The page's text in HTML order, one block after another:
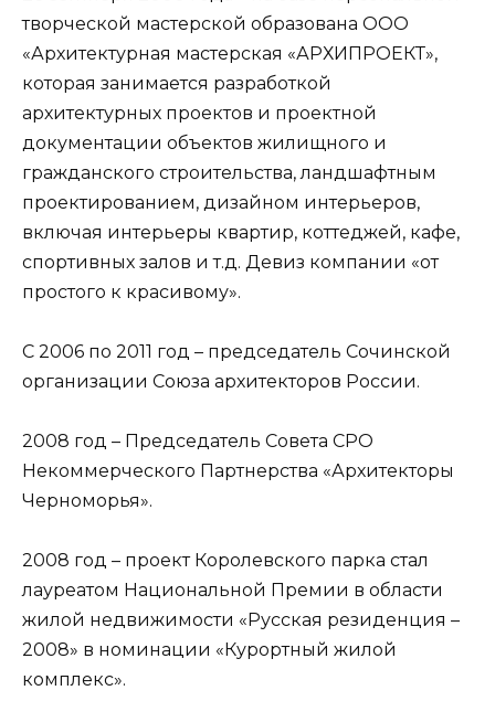
творческой мастерской образована ООО
«Архитектурная мастерская «АРХИПРОЕКТ»,
которая занимается разработкой
архитектурных проектов и проектной
документации объектов жилищного и
гражданского строительства, ландшафтным
проектированием, дизайном интерьеров,
включая интерьеры квартир, коттеджей, кафе,
спортивных залов и т.д. Девиз компании «от
простого к красивому».
С 2006 по 2011 год – председатель Сочинской
организации Союза архитекторов России.
2008 год – Председатель Совета СРО
Некоммерческого Партнерства «Архитекторы
Черноморья».
2008 год – проект Королевского парка стал
лауреатом Национальной Премии в области
жилой недвижимости «Русская резиденция –
2008» в номинации «Курортный жилой
комплекс».